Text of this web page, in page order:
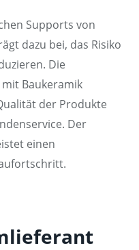
Supports von
dazu bei, das Risiko
Die
Baukeramik
der Produkte
Der
einen